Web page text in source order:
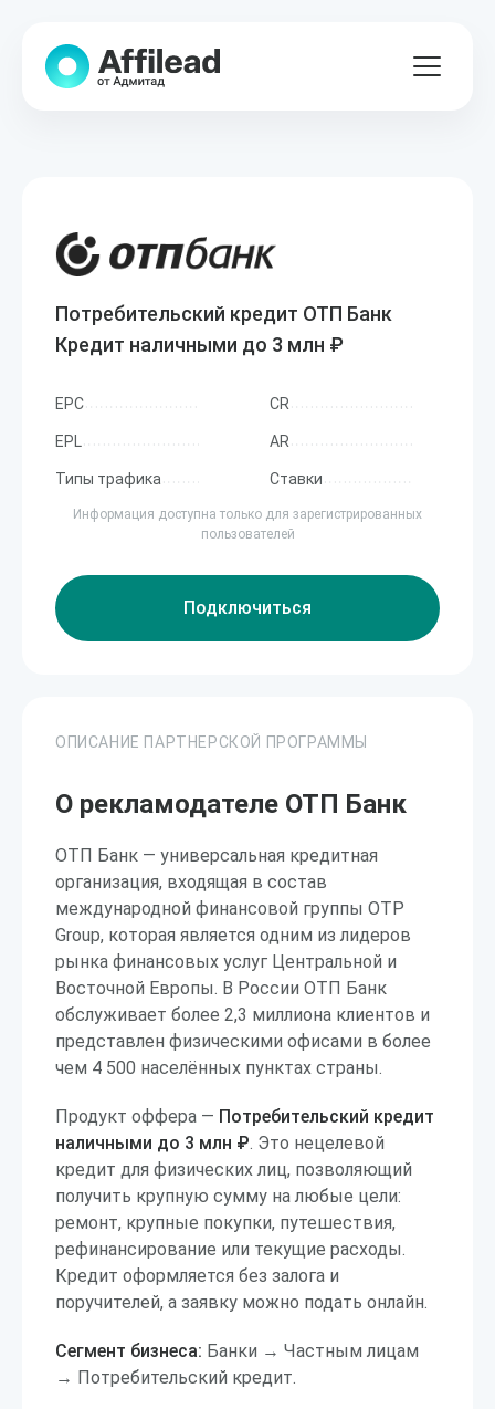
Потребительский кредит ОТП Банк
Кредит наличными до 3 млн ₽
EPC CR
EPL AR
Типы трафика Ставки
Информация доступна только для зарегистрированных
пользователей
Подключиться
ОПИСАНИЕ ПАРТНЕРСКОЙ ПРОГРАММЫ
О рекламодателе ОТП Банк
ОТП Банк — универсальная кредитная
организация, входящая в состав
международной финансовой группы OTP
Group, которая является одним из лидеров
рынка финансовых услуг Центральной и
Восточной Европы. В России ОТП Банк
обслуживает более 2,3 миллиона клиентов и
представлен физическими офисами в более
чем 4 500 населённых пунктах страны.
Продукт оффера — Потребительский кредит
наличными до 3 млн ₽. Это нецелевой
кредит для физических лиц, позволяющий
получить крупную сумму на любые цели:
ремонт, крупные покупки, путешествия,
рефинансирование или текущие расходы.
Кредит оформляется без залога и
поручителей, а заявку можно подать онлайн.
Сегмент бизнеса: Банки → Частным лицам
→ Потребительский кредит.